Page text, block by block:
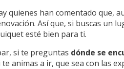
quienes han comentado que,
Así que, si buscas un
esté bien para ti.
si te preguntas dónde se
animas a ir, que sea con las